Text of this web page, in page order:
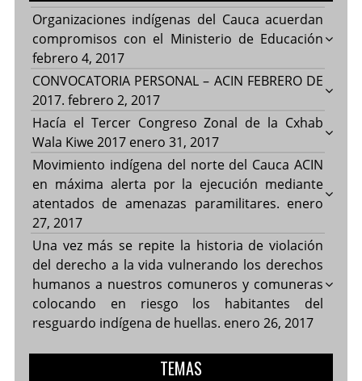
Organizaciones indígenas del Cauca acuerdan
compromisos con el Ministerio de Educación
febrero 4, 2017
CONVOCATORIA PERSONAL – ACIN FEBRERO DE
2017. febrero 2, 2017
Hacía el Tercer Congreso Zonal de la Cxhab
Wala Kiwe 2017 enero 31, 2017
Movimiento indígena del norte del Cauca ACIN
en máxima alerta por la ejecución mediante
atentados de amenazas paramilitares. enero
27, 2017
Una vez más se repite la historia de violación
del derecho a la vida vulnerando los derechos
humanos a nuestros comuneros y comuneras
colocando en riesgo los habitantes del
resguardo indígena de huellas. enero 26, 2017
TEMAS